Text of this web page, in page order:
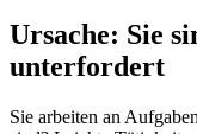
Ursache: Sie
unterfordert
Sie arbeiten an